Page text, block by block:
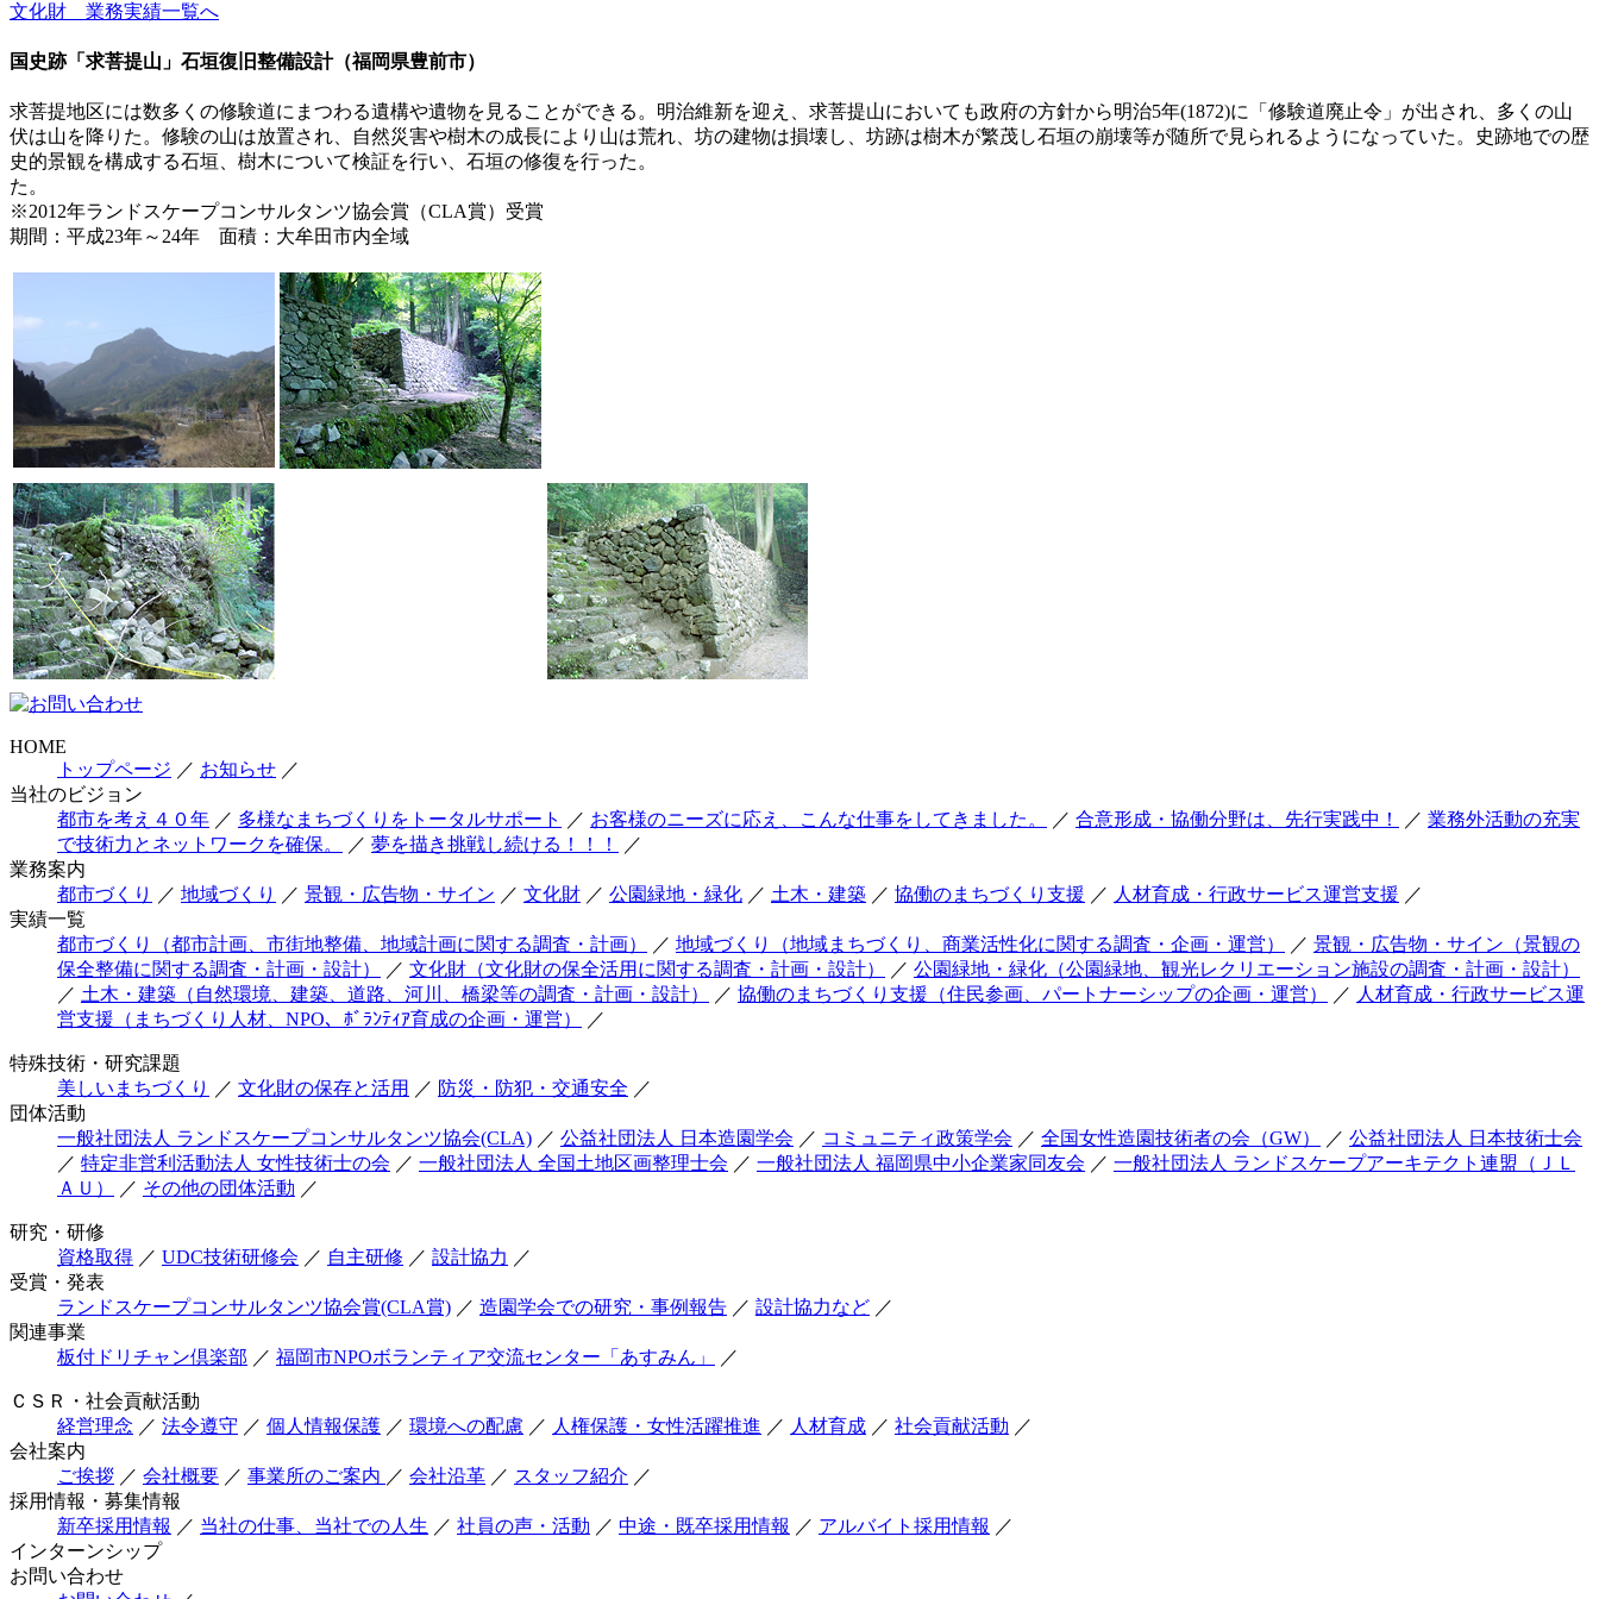
文化財 業務実績一覧へ
国史跡「求菩提山」石垣復旧整備設計（福岡県豊前市）
求菩提地区には数多くの修験道にまつわる遺構や遺物を見ることができる。明治維新を迎え、求菩提山においても政府の方針から明治5年(1872)に「修験道廃止令」が出され、多くの山
伏は山を降りた。修験の山は放置され、自然災害や樹木の成長により山は荒れ、坊の建物は損壊し、坊跡は樹木が繁茂し石垣の崩壊等が随所で見られるようになっていた。史跡地での歴
史的景観を構成する石垣、樹木について検証を行い、石垣の修復を行った。
た。
※2012年ランドスケープコンサルタンツ協会賞（CLA賞）受賞
期間：平成23年～24年 面積：大牟田市内全域
HOME
トップページ ／ お知らせ ／
当社のビジョン
都市を考え４０年 ／ 多様なまちづくりをトータルサポート ／ お客様のニーズに応え、こんな仕事をしてきました。 ／ 合意形成・協働分野は、先行実践中！ ／ 業務外活動の充実
で技術力とネットワークを確保。
／ 夢を描き挑戦し続ける！！！
／
業務案内
都市づくり
／ 地域づくり ／ 景観・広告物・サイン ／ 文化財 ／ 公園緑地・緑化 ／ 土木・建築 ／ 協働のまちづくり支援 ／ 人材育成・行政サービス運営支援 ／
実績一覧
都市づくり（都市計画、市街地整備、地域計画に関する調査・計画）
／ 地域づくり（地域まちづくり、商業活性化に関する調査・企画・運営） ／ 景観・広告物・サイン（景観の
保全整備に関する調査・計画・設計）
／ 文化財（文化財の保全活用に関する調査・計画・設計） ／ 公園緑地・緑化（公園緑地、観光レクリエーション施設の調査・計画・設計）
／ 土木・建築（自然環境、建築、道路、河川、橋梁等の調査・計画・設計） ／ 協働のまちづくり支援（住民参画、パートナーシップの企画・運営） ／ 人材育成・行政サービス運
営支援（まちづくり人材、NPO、ﾎﾞﾗﾝﾃｨｱ育成の企画・運営）
／
特殊技術・研究課題
美しいまちづくり
／ 文化財の保存と活用 ／ 防災・防犯・交通安全 ／
団体活動
一般社団法人 ランドスケープコンサルタンツ協会(CLA) ／ 公益社団法人 日本造園学会 ／ コミュニティ政策学会 ／ 全国女性造園技術者の会（GW） ／ 公益社団法人 日本技術士会
／ 特定非営利活動法人 女性技術士の会 ／ 一般社団法人 全国土地区画整理士会 ／ 一般社団法人 福岡県中小企業家同友会 ／ 一般社団法人 ランドスケープアーキテクト連盟（ＪＬ
ＡＵ）
／ その他の団体活動 ／
研究・研修
資格取得 ／ UDC技術研修会 ／ 自主研修 ／ 設計協力 ／
受賞・発表
ランドスケープコンサルタンツ協会賞(CLA賞) ／ 造園学会での研究・事例報告 ／ 設計協力など ／
関連事業
板付ドリチャン倶楽部 ／ 福岡市NPOボランティア交流センター「あすみん」 ／
ＣＳＲ・社会貢献活動
経営理念 ／ 法令遵守 ／ 個人情報保護 ／ 環境への配慮 ／ 人権保護・女性活躍推進 ／ 人材育成 ／ 社会貢献活動 ／
会社案内
ご挨拶 ／ 会社概要 ／ 事業所のご案内 ／ 会社沿革 ／ スタッフ紹介 ／
採用情報・募集情報
新卒採用情報 ／ 当社の仕事、当社での人生 ／ 社員の声・活動 ／ 中途・既卒採用情報 ／ アルバイト採用情報 ／
インターンシップ
お問い合わせ